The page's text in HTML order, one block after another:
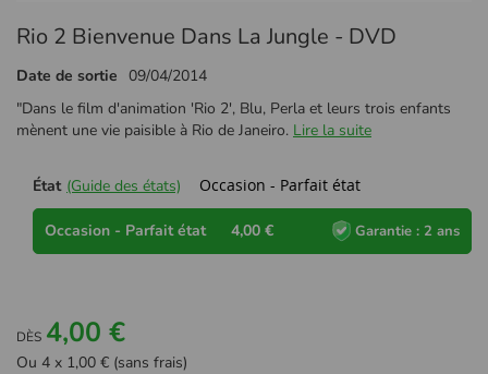
au
de
la
Galerie
Rio 2 Bienvenue Dans La Jungle - DVD
Date de sortie 09/04/2014
"Dans le film d'animation 'Rio 2', Blu, Perla et leurs trois enfants
mènent une vie paisible à Rio de Janeiro. Lire la suite
État (Guide des états) Occasion - Parfait état
Occasion - Parfait état 4,00 € Garantie : 2 ans
DÈS 4,00 €
Ou 4 x 1,00 € (sans frais)